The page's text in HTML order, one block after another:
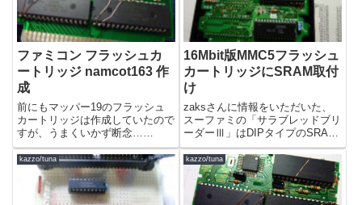
ファミコン フラッシュカ
ートリッジ namcot163 作
成
前にもマッパー19のフラッシュ
カートリッジは作成していたので
すが、うまくいかず断念…
namcot163 Mapper#19関連記事
色々と情報も出てきたので、再チ
ャレンジで作成しました。na6ko
さんも解析されています→naruko
の開発メ...
16Mbit版MMC5フラッシュ
カートリッジにSRAM取付
け
zaksさんに情報をいただいた、
スーファミの「サラブレッドブリ
ーダーⅢ」はDIPタイプのSRAM
がのってました。 DIP
のSRAM 512Kbit早速、取り外し
て先日作成したMMC5フラッシュ
カートリッジへ取付
1,2,3...
kazzo/tuna kazzo/tuna